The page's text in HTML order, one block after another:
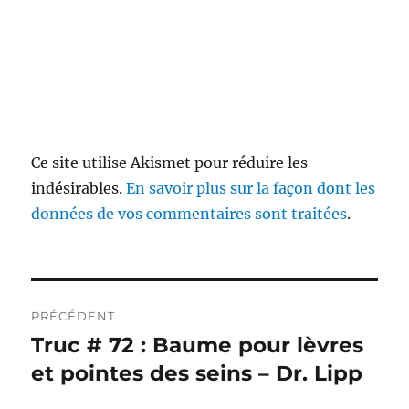
Ce site utilise Akismet pour réduire les
indésirables.En savoir plus sur la façon dont les
données de vos commentaires sont traitées.
de
l’article
PRÉCÉDENT
Publication
précédente :
Truc # 72 : Baume pour lèvres
et pointes des seins – Dr. Lipp